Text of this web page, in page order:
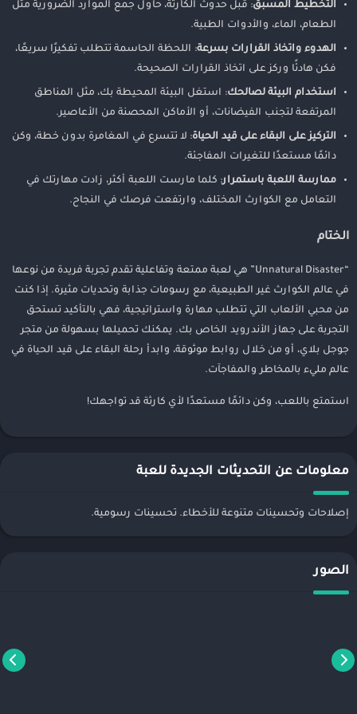
التخطيط المسبق: قبل حدوث الكارثة، حاول جمع الموارد الضرورية مثل
الطعام، الماء، والأدوات الطبية.
الهدوء واتخاذ القرارات بسرعة: اللحظة الحاسمة تتطلب تفكيرًا سريعًا،
فكن هادئًا وركز على اتخاذ القرارات الصحيحة.
استخدام البيئة لصالحك: استغل البيئة المحيطة بك، مثل المناطق
المرتفعة لتجنب الفيضانات، أو الأماكن المحصنة من الأعاصير.
التركيز على البقاء على قيد الحياة: لا تتسرع في المغامرة بدون خطة، وكن
دائمًا مستعدًا للتغيرات المفاجئة.
ممارسة اللعبة باستمرار: كلما مارست اللعبة أكثر، زادت مهارتك في
التعامل مع الكوارث المختلف، وارتفعت فرصك في النجاح.
الختام
“Unnatural Disaster” هي لعبة ممتعة وتفاعلية تقدم تجربة فريدة من نوعها
في عالم الكوارث غير الطبيعية، مع رسومات جذابة وتحديات مثيرة. إذا كنت
من محبي الألعاب التي تتطلب مهارة واستراتيجية، فهي بالتأكيد تستحق
التجربة على جهاز الأندرويد الخاص بك. يمكنك تحميلها بسهولة من متجر
جوجل بلاي، أو من خلال روابط موثوقة، وابدأ رحلة البقاء على قيد الحياة في
عالم مليء بالمخاطر والمفاجآت.
استمتع باللعب، وكن دائمًا مستعدًا لأي كارثة قد تواجهك!
معلومات عن التحديثات الجديدة للعبة
إصلاحات وتحسينات متنوعة للأخطاء. تحسينات رسومية.
الصور